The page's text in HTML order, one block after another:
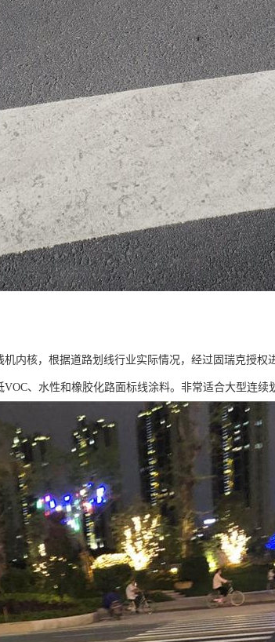
内核，根据道路划线行业实际情况，经过固瑞克授权
、水性和橡胶化路面标线涂料。非常适合大型连续